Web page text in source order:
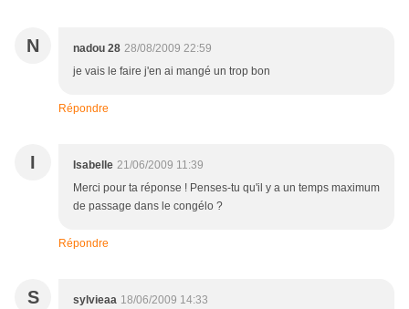
N nadou 28 28/08/2009 22:59
je vais le faire j'en ai mangé un trop bon
Répondre
I Isabelle 21/06/2009 11:39
Merci pour ta réponse ! Penses-tu qu'il y a un temps maximum
de passage dans le congélo ?
Répondre
S sylvieaa 18/06/2009 14:33